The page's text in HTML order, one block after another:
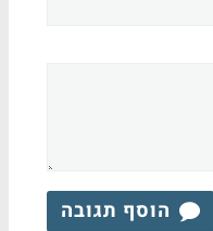
הוסף תגובה